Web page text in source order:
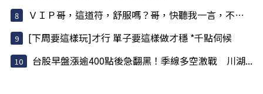
ＶＩＰ哥，這道符，舒服嗎？哥，快聽我一言，不害哥
[下周要這樣玩]才行 單子要這樣做才穩 *千點伺候
台股早盤漲逾400點後急翻黑！季線多空激戰 川湖...